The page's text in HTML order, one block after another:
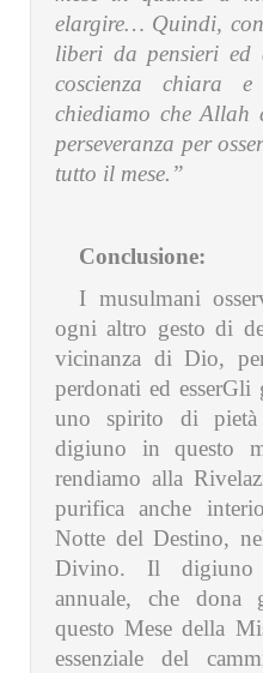
elargire… Quindi,
liberi da pensieri ed
coscienza chiara
chiediamo che Allah
perseveranza per
tutto il mese.”
Conclusione:
I musulmani
ogni altro gesto di
vicinanza di Dio,
perdonati ed
uno spirito di pietà
digiuno in questo
rendiamo alla
purifica anche
Notte del Destino,
Divino. Il digiuno
annuale, che dona
questo Mese della
essenziale del